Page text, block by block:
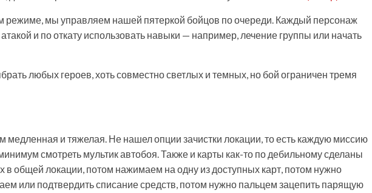
режиме, мы управляем нашей пятеркой бойцов по очереди. Каждый персонаж
и по откату использовать навыки — например, лечение группы или начать
любых героев, хоть совместно светлых и темных, но бой ограничен тремя
медленная и тяжелая. Не нашел опции зачистки локации, то есть каждую миссию
смотреть мультик автобоя. Также и карты как-то по дебильному сделаны
общей локации, потом нажимаем на одну из доступных карт, потом нужно
или подтвердить списание средств, потом нужно пальцем зацепить парящую